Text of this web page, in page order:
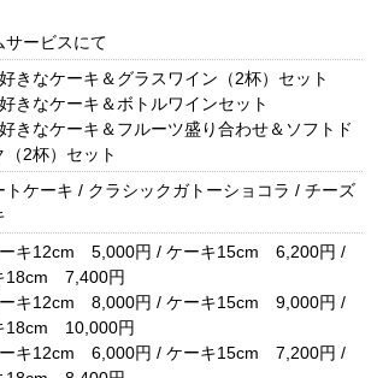
サービスにて
きなケーキ＆グラスワイン（2杯）セット
きなケーキ＆ボトルワインセット
きなケーキ＆フルーツ盛り合わせ＆ソフトド
（2杯）セット
トケーキ / クラシックガトーショコラ / チーズ
キ12cm 5,000円 / ケーキ15cm 6,200円 /
18cm 7,400円
キ12cm 8,000円 / ケーキ15cm 9,000円 /
18cm 10,000円
キ12cm 6,000円 / ケーキ15cm 7,200円 /